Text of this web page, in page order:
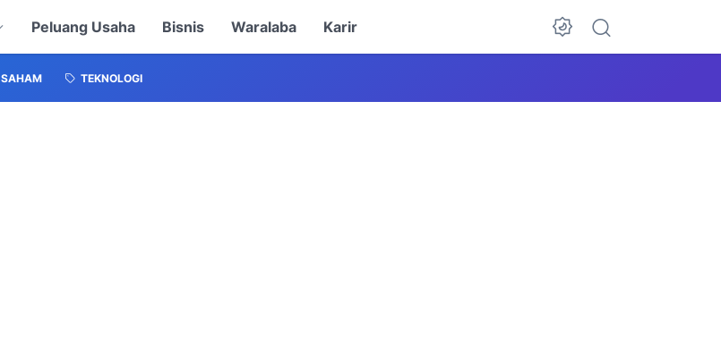
Peluang Usaha Bisnis Waralaba Karir
SAHAM TEKNOLOGI